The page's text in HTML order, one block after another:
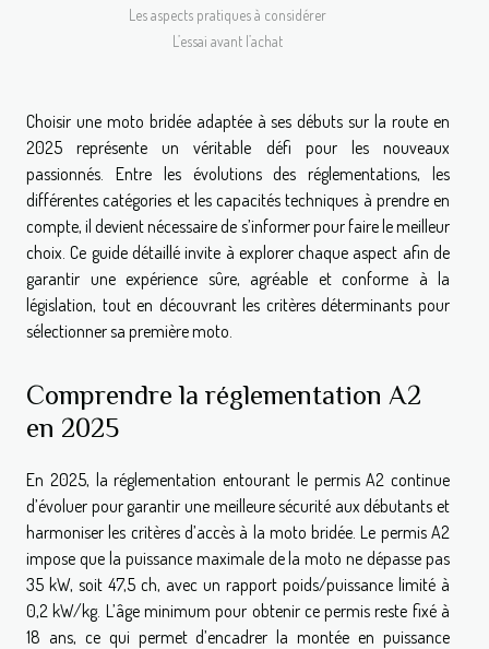
Les aspects pratiques à considérer
L’essai avant l’achat
Choisir une moto bridée adaptée à ses débuts sur la route en
2025 représente un véritable défi pour les nouveaux
passionnés. Entre les évolutions des réglementations, les
différentes catégories et les capacités techniques à prendre en
compte, il devient nécessaire de s’informer pour faire le meilleur
choix. Ce guide détaillé invite à explorer chaque aspect afin de
garantir une expérience sûre, agréable et conforme à la
législation, tout en découvrant les critères déterminants pour
sélectionner sa première moto.
Comprendre la réglementation A2
en 2025
En 2025, la réglementation entourant le permis A2 continue
d’évoluer pour garantir une meilleure sécurité aux débutants et
harmoniser les critères d’accès à la moto bridée. Le permis A2
impose que la puissance maximale de la moto ne dépasse pas
35 kW, soit 47,5 ch, avec un rapport poids/puissance limité à
0,2 kW/kg. L’âge minimum pour obtenir ce permis reste fixé à
18 ans, ce qui permet d’encadrer la montée en puissance